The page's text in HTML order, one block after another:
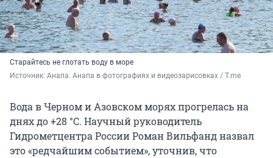
Старайтесь не глотать воду в море
Источник: Анапа. Анапа в фотографиях и видеозарисовках / T.me
Вода в Черном и Азовском морях прогрелась на
днях до +28 °С. Научный руководитель
Гидрометцентра России Роман Вильфанд назвал
это «редчайшим событием», уточнив, что